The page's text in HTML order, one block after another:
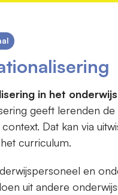
in het onderwijs
geeft lerenden
Dat kan via
curriculum.
en
uit andere